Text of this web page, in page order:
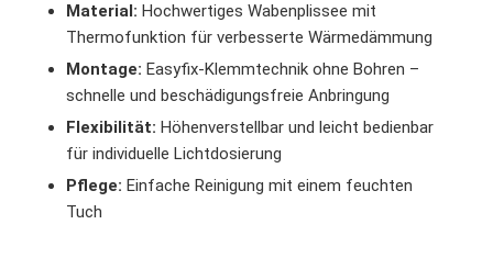
Material: Hochwertiges Wabenplissee mit
Thermofunktion für verbesserte Wärmedämmung
Montage: Easyfix-Klemmtechnik ohne Bohren –
schnelle und beschädigungsfreie Anbringung
Flexibilität: Höhenverstellbar und leicht bedienbar
für individuelle Lichtdosierung
Pflege: Einfache Reinigung mit einem feuchten
Tuch